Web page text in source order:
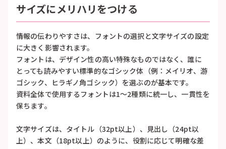
サイズにメリハリをつける
情報の伝わりやすさは、フォントの選択と文字サイズの設定
に大きく影響されます。
フォントは、デザイン性の高い特殊なものではなく、誰に
とっても読みやすい標準的なゴシック体（例：メイリオ、游
ゴシック、ヒラギノ角ゴシック）を選ぶのが基本です。
資料全体で使用するフォントは1〜2種類に統一し、一貫性を
保ちます。
文字サイズは、タイトル（32pt以上）、見出し（24pt以
上）、本文（18pt以上）のように、役割に応じて明確な差